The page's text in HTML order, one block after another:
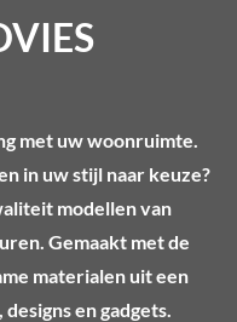
met uw woonruimte.
in uw stijl naar keuze?
modellen van
Gemaakt met de
materialen uit een
en gadgets.